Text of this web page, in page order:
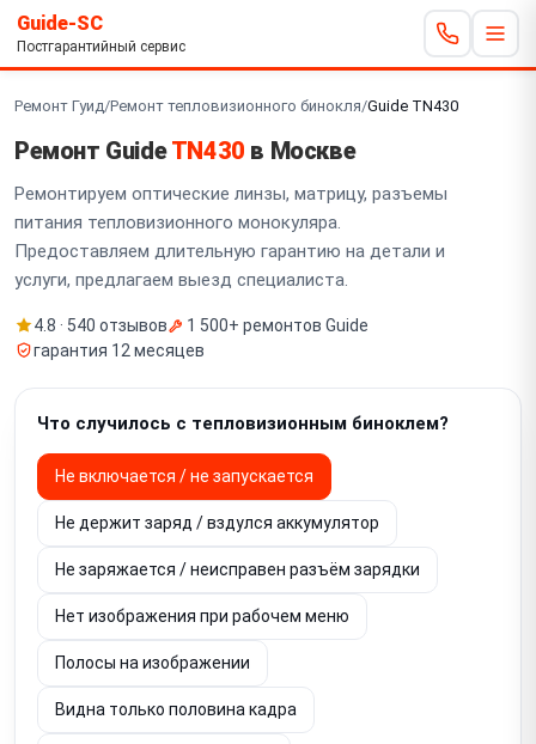
Guide-SC
Постгарантийный сервис
Ремонт Гуид/Ремонт тепловизионного бинокля/Guide TN430
Ремонт GuideTN430 в Москве
Ремонтируем оптические линзы, матрицу, разъемы
питания тепловизионного монокуляра.
Предоставляем длительную гарантию на детали и
услуги, предлагаем выезд специалиста.
4.8 · 540 отзывов
1 500+ ремонтов Guide
гарантия 12 месяцев
Что случилось с тепловизионным биноклем?
Не включается / не запускается
Не держит заряд / вздулся аккумулятор
Не заряжается / неисправен разъём зарядки
Нет изображения при рабочем меню
Полосы на изображении
Видна только половина кадра